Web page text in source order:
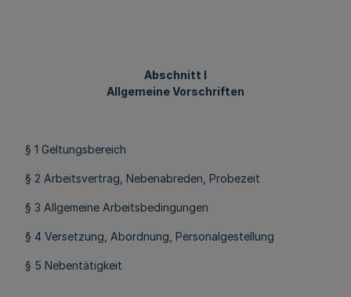
Abschnitt I
Allgemeine Vorschriften
§ 1 Geltungsbereich
§ 2 Arbeitsvertrag, Nebenabreden, Probezeit
§ 3 Allgemeine Arbeitsbedingungen
§ 4 Versetzung, Abordnung, Personalgestellung
§ 5 Nebentätigkeit